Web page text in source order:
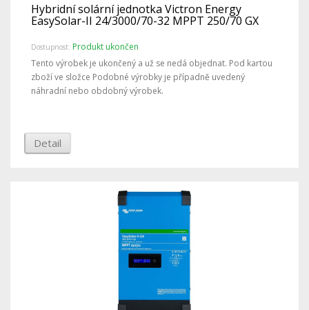
Hybridní solární jednotka Victron Energy
EasySolar-II 24/3000/70-32 MPPT 250/70 GX
Dostupnost: Produkt ukončen
Tento výrobek je ukončený a už se nedá objednat. Pod kartou
zboží ve složce Podobné výrobky je případně uvedený
náhradní nebo obdobný výrobek.
Detail